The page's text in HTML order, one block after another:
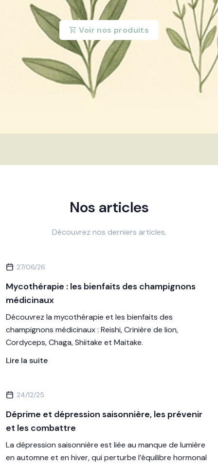
Voir nos produits
Nos articles
Découvrez nos derniers articles.
27/06/26
Mycothérapie : les bienfaits des champignons
médicinaux
Découvrez la mycothérapie et les bienfaits des
champignons médicinaux : Reishi, Crinière de lion,
Cordyceps, Chaga, Shiitake et Maitake.
Lire la suite
24/12/25
Déprime et dépression saisonnière, les prévenir
et les combattre
La dépression saisonnière est liée au manque de lumière
en automne et en hiver, qui perturbe l’équilibre hormonal